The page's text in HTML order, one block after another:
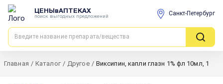
ЦЕНЫвАПТЕКАХ
поиск выгодных предложений Санкт-Петербург
Главная / Каталог / Другое / Виксипин, капли глазн 1% фл 10мл, 1